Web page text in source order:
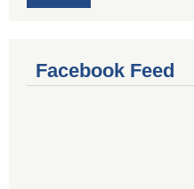
Facebook Feed